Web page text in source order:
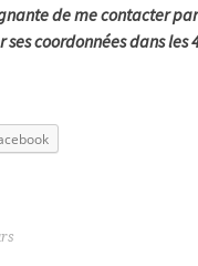
de me contacter
ses coordonnées dans les